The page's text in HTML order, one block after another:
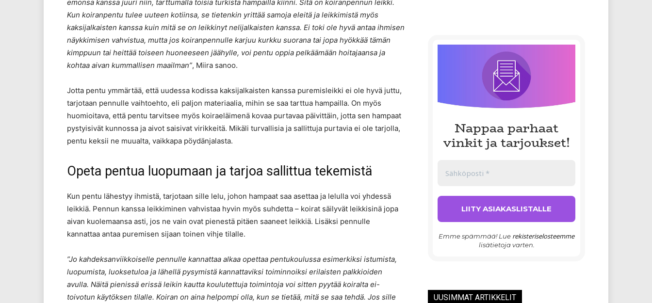
emonsa kanssa juuri niin, tarttumalla toisia turkista hampailla kiinni. Sitä on koiranpennun leikki.
Kun koiranpentu tulee uuteen kotiinsa, se tietenkin yrittää samoja eleitä ja leikkimistä myös
kaksijalkaisten kanssa kuin mitä se on leikkinyt nelijalkaisten kanssa. Ei toki ole hyvä antaa ihmisen
näykkimisen vahvistua, mutta jos koiranpennulle karjuu kurkku suorana tai jopa hyökkää tämän
kimppuun tai heittää toiseen huoneeseen jäähylle, voi pentu oppia pelkäämään hoitajaansa ja
kohtaa aivan kummallisen maailman”, Miira sanoo.
Jotta pentu ymmärtää, että uudessa kodissa kaksijalkaisten kanssa puremisleikki ei ole hyvä juttu,
tarjotaan pennulle vaihtoehto, eli paljon materiaalia, mihin se saa tarttua hampailla. On myös
huomioitava, että pentu tarvitsee myös koiraeläimenä kovaa purtavaa päivittäin, jotta sen hampaat
pystyisivät kunnossa ja aivot saisivat virikkeitä. Mikäli turvallisia ja sallittuja purtavia ei ole tarjolla,
pentu keksii ne muualta, vaikkapa pöydänjalasta.
Opeta pentua luopumaan ja tarjoa sallittua tekemistä
Kun pentu lähestyy ihmistä, tarjotaan sille lelu, johon hampaat saa asettaa ja lelulla voi yhdessä
leikkiä. Pennun kanssa leikkiminen vahvistaa hyvin myös suhdetta – koirat säilyvät leikkisinä jopa
aivan kuolemaansa asti, jos ne vain ovat pienestä pitäen saaneet leikkiä. Lisäksi pennulle
kannattaa antaa puremisen sijaan toinen vihje tilalle.
”Jo kahdeksanviikkoiselle pennulle kannattaa alkaa opettaa pentukoulussa esimerkiksi istumista,
luopumista, luoksetuloa ja lähellä pysymistä kannattaviksi toiminnoiksi erilaisten palkkioiden
avulla. Näitä pienissä erissä leikin kautta koulutettuja toimintoja voi sitten pyytää koiralta ei-
toivotun käytöksen tilalle. Koiran on aina helpompi olla, kun se tietää, mitä se saa tehdä. Jos sille
Nappaa parhaat
vinkit ja tarjoukset!
Emme spämmää! Lue rekisteriselosteemme
lisätietoja varten.
UUSIMMAT ARTIKKELIT